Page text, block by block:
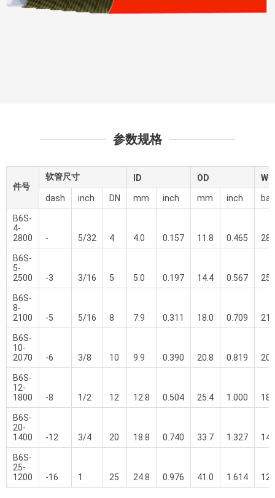
参数规格
件号
软管尺寸 ID OD WP
dash inch DN mm inch mm inch bar
B6S-
4-
2800
- 5/32 4 4.0 0.157 11.8 0.465
B6S-
5-
2500
-3 3/16 5 5.0 0.197 14.4 0.567
B6S-
8-
2100
-5 5/16 8 7.9 0.311 18.0 0.709
B6S-
10-
2070
-6 3/8 10 9.9 0.390 20.8 0.819
B6S-
12-
1800
-8 1/2 12 12.8 0.504 25.4 1.000
B6S-
20-
1400
-12 3/4 20 18.8 0.740 33.7 1.327
B6S-
25-
1200
-16 1 25 24.8 0.976 41.0 1.614